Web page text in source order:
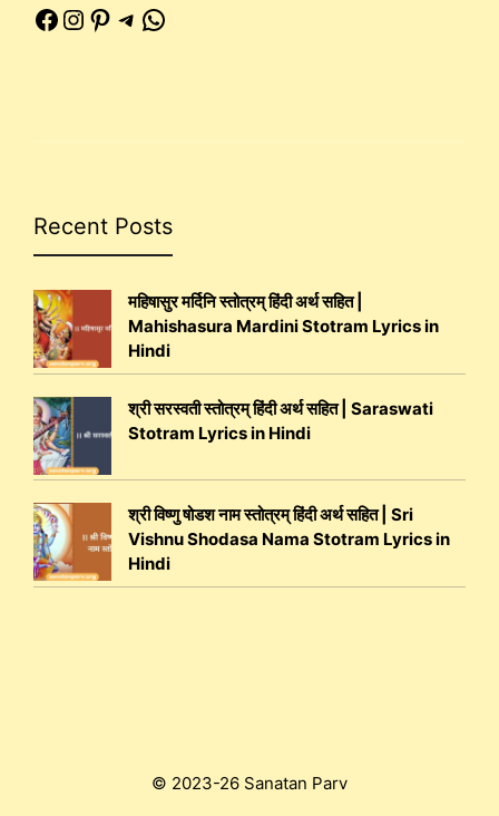
Facebook
Instagram
Pinterest
Telegram
WhatsApp
Recent Posts
महिषासुर मर्दिनि स्तोत्रम् हिंदी अर्थ सहित |
Mahishasura Mardini Stotram Lyrics in
Hindi
श्री सरस्वती स्तोत्रम् हिंदी अर्थ सहित | Saraswati
Stotram Lyrics in Hindi
श्री विष्णु षोडश नाम स्तोत्रम् हिंदी अर्थ सहित | Sri
Vishnu Shodasa Nama Stotram Lyrics in
Hindi
© 2023-26 Sanatan Parv